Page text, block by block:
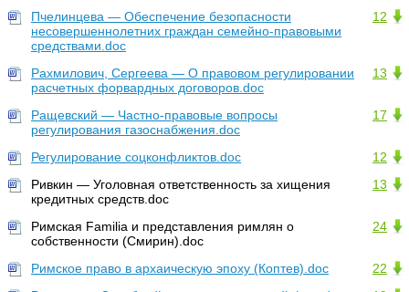
12
Пчелинцева — Обеспечение безопасности
несовершеннолетних граждан семейно-правовыми
средствами.doc
13
Рахмилович, Сергеева — О правовом регулировании
расчетных форвардных договоров.doc
17
Ращевский — Частно-правовые вопросы
регулирования газоснабжения.doc
12
Регулирование соцконфликтов.doc
13
Ривкин — Уголовная ответственность за хищения
кредитных средств.doc
24
Римская Familia и представления римлян о
собственности (Смирин).doc
22
Римское право в архаическую эпоху (Коптев).doc